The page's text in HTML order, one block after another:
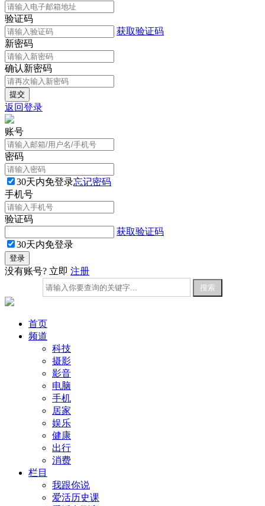
验证码
获取验证码
新密码
确认新密码
返回登录
账号
密码
30天内免登录忘记密码
手机号
验证码
获取验证码
30天内免登录
没有账号? 立即 注册
首页
频道
科技
摄影
影音
电脑
手机
居家
娱乐
健康
出行
消费
栏目
我跟你说
爱活历史课